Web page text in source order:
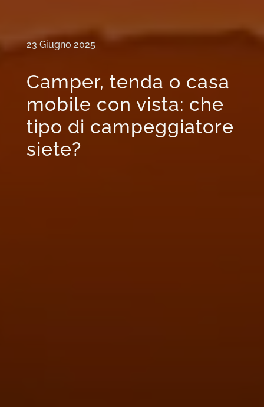
23 Giugno 2025
Camper, tenda o casa
mobile con vista: che
tipo di campeggiatore
siete?